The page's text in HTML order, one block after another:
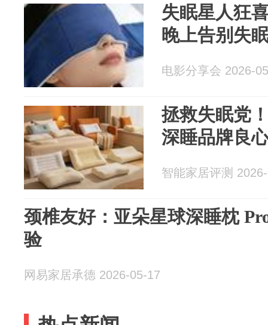
失眠星人狂
晚上告别失
电影分享会 2026-
拯救失眠党
深睡品牌良
智能家居评测
颈椎友好：亚朵星球深睡枕
验
网易家居承德 2026-05-17